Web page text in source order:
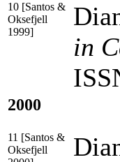
10 [Santos &
Oksefjell
1999]
in
2000
11 [Santos &
Oksefjell